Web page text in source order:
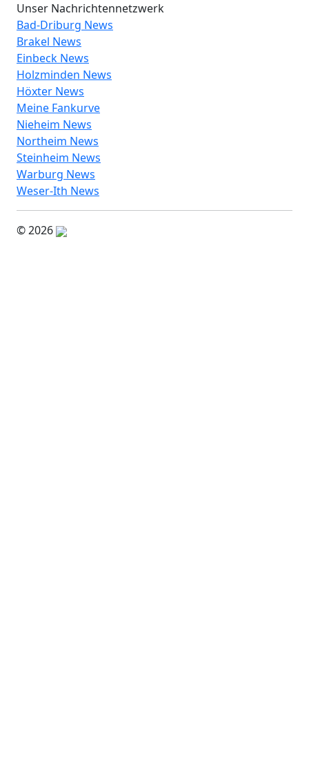
Unser Nachrichtennetzwerk
Bad-Driburg News
Brakel News
Einbeck News
Holzminden News
Höxter News
Meine Fankurve
Nieheim News
Northeim News
Steinheim News
Warburg News
Weser-Ith News
© 2026